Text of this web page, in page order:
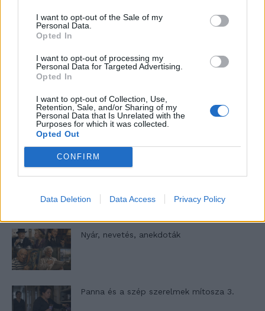
I want to opt-out of the Sale of my
Personal Data.
Opted In
I want to opt-out of processing my
Personal Data for Targeted Advertising.
Opted In
I want to opt-out of Collection, Use,
Retention, Sale, and/or Sharing of my
Personal Data that Is Unrelated with the
Purposes for which it was collected.
Opted Out
CONFIRM
Data Deletion Data Access Privacy Policy
gyűjteménye
Elyna Robbs: Adéle és az örökölt árnyak
Woody Allen megosztó zsenialitása
A világ legismertebb ruhái
Nyár, nevetés, anekdoták
Panna és a szép szerelmek mítosza 3.